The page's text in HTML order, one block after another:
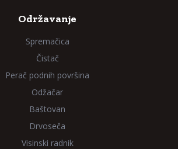
Održavanje
Spremačica
Čistač
Perač podnih površina
Odžačar
Baštovan
Drvoseča
Visinski radnik